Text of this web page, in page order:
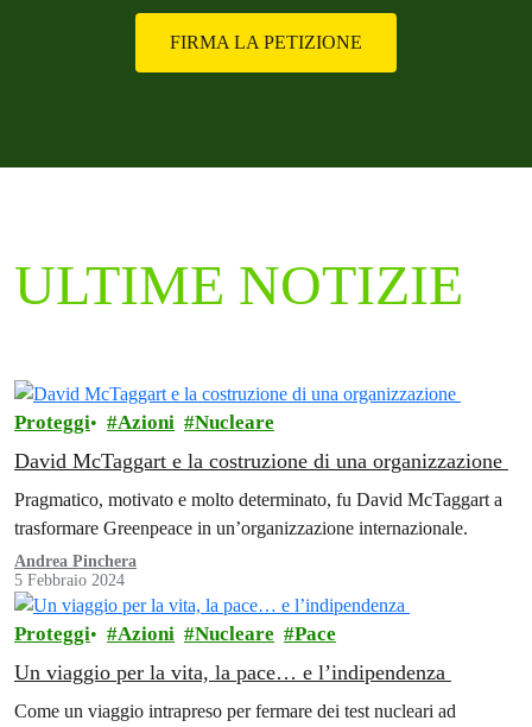
FIRMA LA PETIZIONE
ULTIME NOTIZIE
Proteggi Azioni Nucleare
David McTaggart e la costruzione di una organizzazione
Pragmatico, motivato e molto determinato, fu David McTaggart a
trasformare Greenpeace in un’organizzazione internazionale.
Andrea Pinchera
5 Febbraio 2024
Proteggi Azioni Nucleare Pace
Un viaggio per la vita, la pace… e l’indipendenza
Come un viaggio intrapreso per fermare dei test nucleari ad